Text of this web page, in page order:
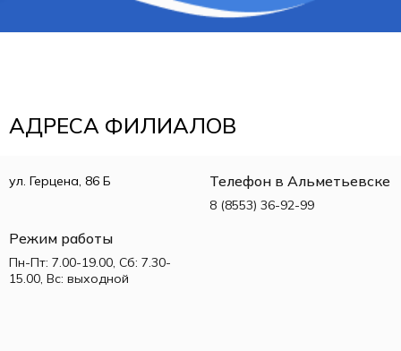
АДРЕСА ФИЛИАЛОВ
ул. Герцена, 86 Б Телефон в Альметьевске
8 (8553) 36-92-99
Режим работы
Пн-Пт: 7.00-19.00, Сб: 7.30-
15.00, Вс: выходной